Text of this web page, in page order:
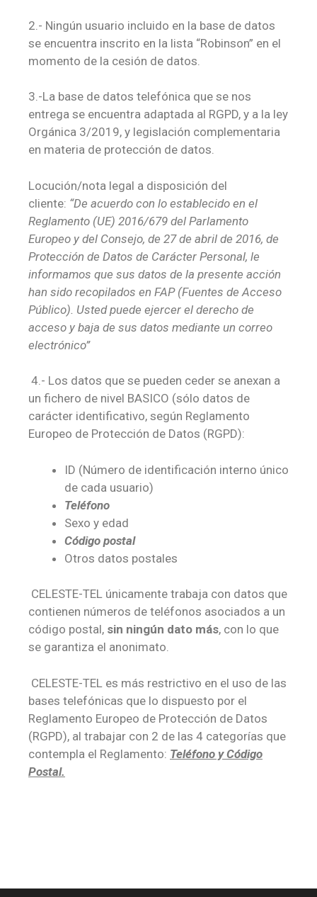
2.- Ningún usuario incluido en la base de datos
se encuentra inscrito en la lista “Robinson” en el
momento de la cesión de datos.
3.-La base de datos telefónica que se nos
entrega se encuentra adaptada al RGPD, y a la ley
Orgánica 3/2019, y legislación complementaria
en materia de protección de datos.
Locución/nota legal a disposición del
cliente: “De acuerdo con lo establecido en el
Reglamento (UE) 2016/679 del Parlamento
Europeo y del Consejo, de 27 de abril de 2016, de
Protección de Datos de Carácter Personal, le
informamos que sus datos de la presente acción
han sido recopilados en FAP (Fuentes de Acceso
Público). Usted puede ejercer el derecho de
acceso y baja de sus datos mediante un correo
electrónico”
4.- Los datos que se pueden ceder se anexan a
un fichero de nivel BASICO (sólo datos de
carácter identificativo, según Reglamento
Europeo de Protección de Datos (RGPD):
ID (Número de identificación interno único
de cada usuario)
Teléfono
Sexo y edad
Código postal
Otros datos postales
CELESTE-TEL únicamente trabaja con datos que
contienen números de teléfonos asociados a un
código postal, sin ningún dato más, con lo que
se garantiza el anonimato.
CELESTE-TEL es más restrictivo en el uso de las
bases telefónicas que lo dispuesto por el
Reglamento Europeo de Protección de Datos
(RGPD), al trabajar con 2 de las 4 categorías que
contempla el Reglamento: Teléfono y Código
Postal.